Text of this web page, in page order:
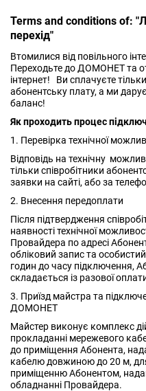
Terms and conditions of:
перехід"
Втомилися від повільного
Переходьте до ДОМОНЕТ та
інтернет! Ви сплачуєте
абонентську плату, а ми
баланс!
Як проходить процес
1. Перевірка технічної
Відповідь на технічну
тільки співробітники
заявки на сайті, або за
2. Внесення передоплати
Після підтвердження
наявності технічної
Провайдера по адресі
обліковий запис та
годин до часу підключення,
складається із разової
3. Приїзд майстра та
ДОМОНЕТ
Майстер виконує комплекс
прокладанні мережевого
до приміщення Абонента,
кабелю довжиною до 20 м,
приміщенню Абонентом,
обладнанні Провайдера.